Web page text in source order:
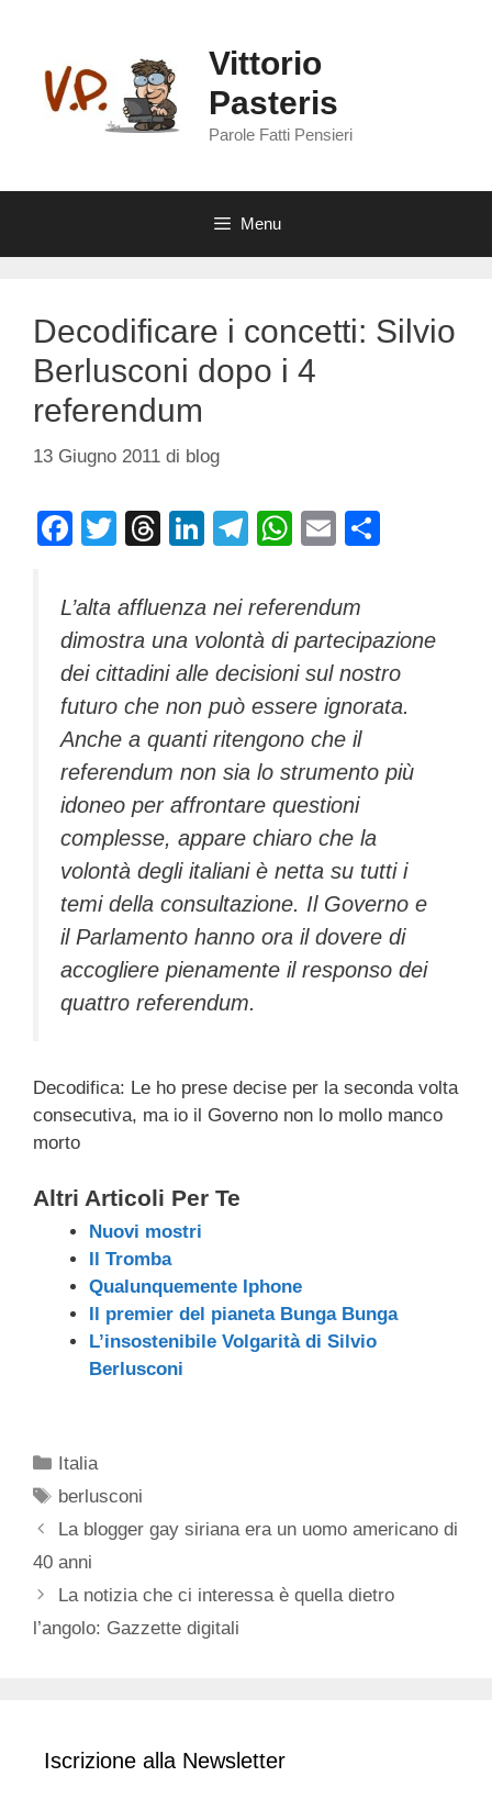
contenuto
Vittorio
Pasteris
Parole Fatti Pensieri
Menu
Decodificare i concetti: Silvio
Berlusconi dopo i 4
referendum
13 Giugno 2011 di blog
F
c
e
b
o
o
k
T
tt
er
T
e
a
d
s
Li
k
e
dI
n
T
e
gr
a
m
W
at
s
A
p
p
E
ail
di
vi
di
L’alta affluenza nei referendum
dimostra una volontà di partecipazione
dei cittadini alle decisioni sul nostro
futuro che non può essere ignorata.
Anche a quanti ritengono che il
referendum non sia lo strumento più
idoneo per affrontare questioni
complesse, appare chiaro che la
volontà degli italiani è netta su tutti i
temi della consultazione. Il Governo e
il Parlamento hanno ora il dovere di
accogliere pienamente il responso dei
quattro referendum.
Decodifica: Le ho prese decise per la seconda volta
consecutiva, ma io il Governo non lo mollo manco
morto
Altri Articoli Per Te
Nuovi mostri
Il Tromba
Qualunquemente Iphone
Il premier del pianeta Bunga Bunga
L’insostenibile Volgarità di Silvio
Berlusconi
Categorie
Italia
Tag
berlusconi
La blogger gay siriana era un uomo americano di
40 anni
La notizia che ci interessa è quella dietro
l’angolo: Gazzette digitali
Iscrizione alla Newsletter